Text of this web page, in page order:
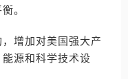
。
增加对美国强大产
源和科学技术设